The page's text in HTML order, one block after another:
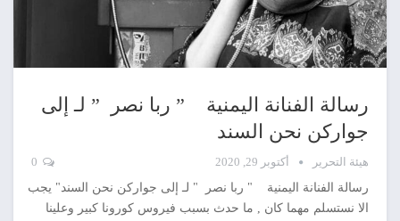
رسالة الفنانة اليمنية ” ربا نصر ” لـ إلى
جواركن نحن السند
هيئة التحرير أكتوبر 29, 2020
رسالة الفنانة اليمنية " ربا نصر " لـ إلى جواركن نحن السند" يجب
الا نستسلم مهما كان , ما حدث بسبب فيروس كورونا كبير وعلينا